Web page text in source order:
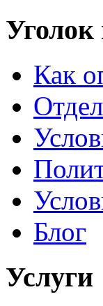
Уголок
Как
Блог
Услуги